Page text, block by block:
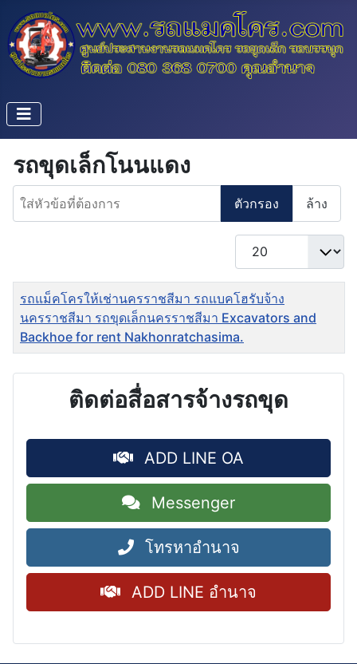
รถขุดเล็กโนนแดง
ใส่หัวข้อที่ต้องการ
ตัวกรอง ล้าง
แสดง #
ชื่อ
รถแม็คโครให้เช่านครราชสีมา รถแบคโฮรับจ้าง
นครราชสีมา รถขุดเล็กนครราชสีมา Excavators and
Backhoe for rent Nakhonratchasima.
ติดต่อสื่อสารจ้างรถขุด
ADD LINE OA
Messenger
โทรหาอำนาจ
ADD LINE อำนาจ